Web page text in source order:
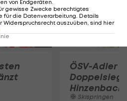
ÖSV-Adler
Doppelsieg
Hinzenbach
Skispringen
von Endgeräten
gewisse Zwecke berechtigtes
für die Datenverarbeitung. Details
Widerspruchsrecht auszuüben, sind hier